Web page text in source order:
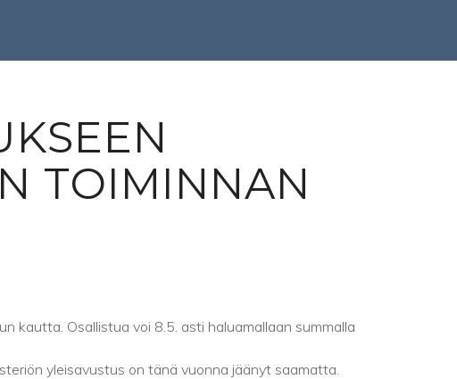
TOIMINNAN
kautta. Osallistua voi 8.5. asti haluamallaan summalla
yleisavustus on tänä vuonna jäänyt saamatta.